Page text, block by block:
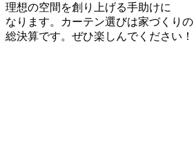
理想の空間を創り上げる手助けに
なります。カーテン選びは家づくりの
総決算です。ぜひ楽しんでください！